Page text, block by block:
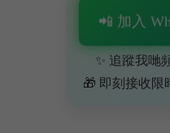
📲 加入
✨ 追蹤我哋
🎁 即刻接收限